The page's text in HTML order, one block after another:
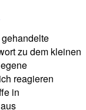
zu dem kleinen
reagieren
in